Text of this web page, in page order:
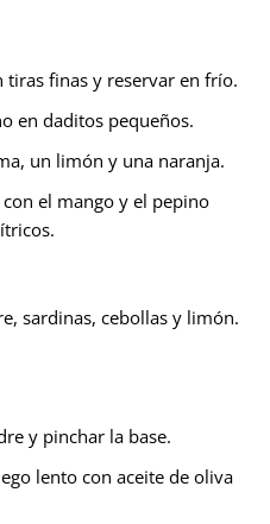
tiras finas y reservar en frío.
en daditos pequeños.
un limón y una naranja.
el mango y el pepino
sardinas, cebollas y limón.
y pinchar la base.
lento con aceite de oliva